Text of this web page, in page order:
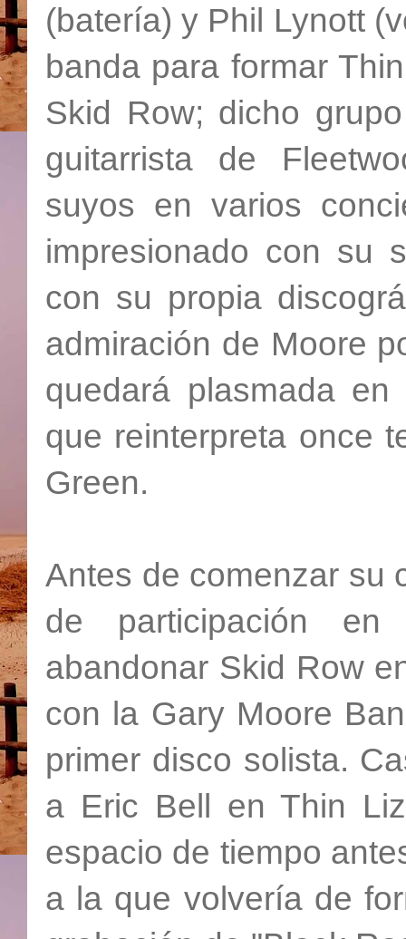
(batería) y Phil Lynott
banda para formar
Skid Row; dicho
guitarrista de
suyos en varios
impresionado con su
con su propia
admiración de Moore
quedará plasmada
que reinterpreta once
Green.
Antes de comenzar su
de participación en
abandonar Skid Row
con la Gary Moore
primer disco solista.
a Eric Bell en Thin
espacio de tiempo
a la que volvería de